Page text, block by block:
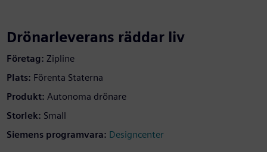
Drönarleverans räddar liv
Företag: Zipline
Plats: Förenta Staterna
Produkt: Autonoma drönare
Storlek: Small
Siemens programvara: Designcenter